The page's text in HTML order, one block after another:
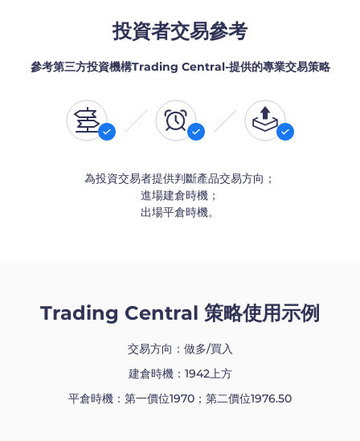
投資者交易參考
參考第三方投資機構Trading Central-提供的專業交易策略
為投資交易者提供判斷產品交易方向；
進場建倉時機；
出場平倉時機。
Trading Central 策略使用示例
交易方向：做多/買入
建倉時機：1942上方
平倉時機：第一價位1970；第二價位1976.50